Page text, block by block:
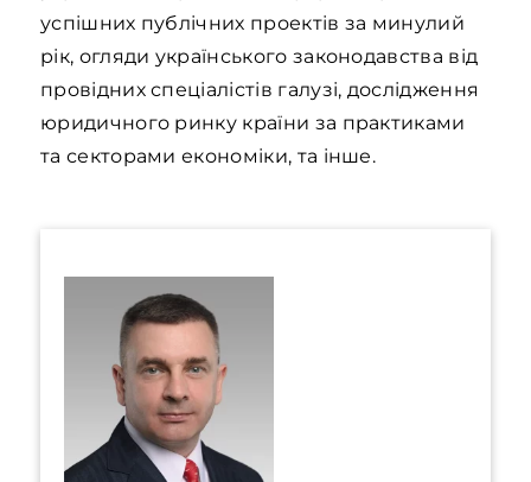
успішних публічних проектів за минулий
рік, огляди українського законодавства від
провідних спеціалістів галузі, дослідження
юридичного ринку країни за практиками
та секторами економіки, та інше.